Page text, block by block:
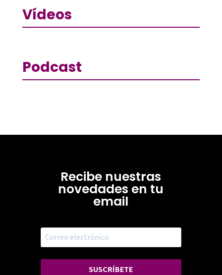
Vídeos
Podcast
Recibe nuestras
novedades en tu
email
SUSCRÍBETE